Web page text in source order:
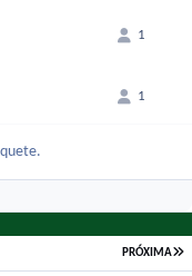
1
1
PRÓXIMA